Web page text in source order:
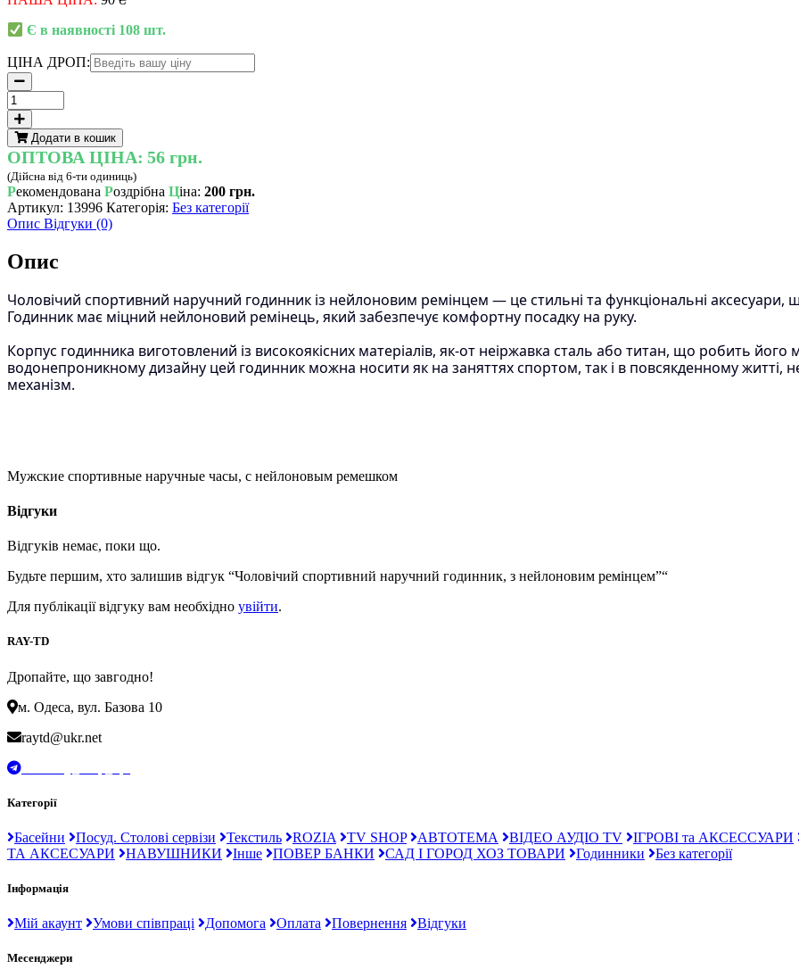
Є в наявності 108 шт.
ЦІНА ДРОП:
Чоловічий
спортивний
наручний
годинник,
з
нейлоновим
ремінцем
кількість
Додати в кошик
ОПТОВА ЦІНА: 56 грн.
(Дійсна від 6-ти одиниць)
Рекомендована Роздрібна Ціна: 200 грн.
Артикул: 13996 Категорія: Без категорії
Опис Відгуки (0)
Опис
Чоловічий спортивний наручний годинник із нейлоновим ремінцем — це стильні та функціональні аксесуари,
Годинник має міцний нейлоновий ремінець, який забезпечує комфортну посадку на руку.
Корпус годинника виготовлений із високоякісних матеріалів, як-от неіржавка сталь або титан, що робить його
водонепроникному дизайну цей годинник можна носити як на заняттях спортом, так і в повсякденному
механізм.
Мужские спортивные наручные часы, с нейлоновым ремешком
Відгуки
Відгуків немає, поки що.
Будьте першим, хто залишив відгук “Чоловічий спортивний наручний годинник, з нейлоновим ремінцем”“
Для публікації відгуку вам необхідно увійти.
RAY-TD
Дропайте, що завгодно!
м. Одеса, вул. Базова 10
raytd@ukr.net
Категорії
Басейни Посуд. Столові сервізи Текстиль ROZIA TV SHOP АВТОТЕМА ВІДЕО АУДІО TV ІГРОВІ та АКСЕССУАРИ
ТА АКСЕСУАРИ
НАВУШНИКИ Інше ПОВЕР БАНКИ САД І ГОРОД ХОЗ ТОВАРИ Годинники Без категорії
Інформація
Мій акаунт Умови співпраці Допомога Оплата Повернення Відгуки
Месенджери